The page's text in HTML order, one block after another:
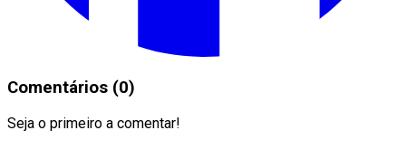
Comentários (0)
Seja o primeiro a comentar!